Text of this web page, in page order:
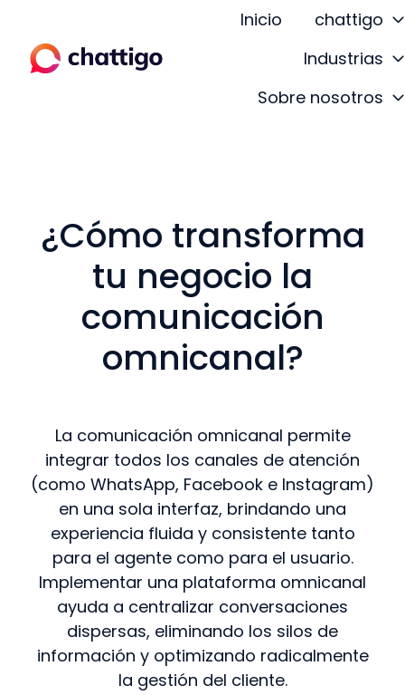
Inicio
chattigo
Industrias
Sobre nosotros
¿Cómo transforma
tu negocio la
comunicación
omnicanal?
La comunicación omnicanal permite
integrar todos los canales de atención
(como WhatsApp, Facebook e Instagram)
en una sola interfaz, brindando una
experiencia fluida y consistente tanto
para el agente como para el usuario.
Implementar una plataforma omnicanal
ayuda a centralizar conversaciones
dispersas, eliminando los silos de
información y optimizando radicalmente
la gestión del cliente.